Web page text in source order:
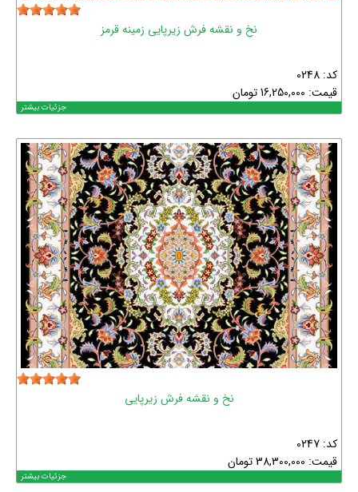
نخ و نقشه فرش زیرپایی زمینه قرمز
کد: 0248
قیمت: 16,250,000تومان
جزئیات بیشتر
نخ و نقشه فرش زیرپایی
کد: 0247
قیمت: 38,300,000تومان
جزئیات بیشتر